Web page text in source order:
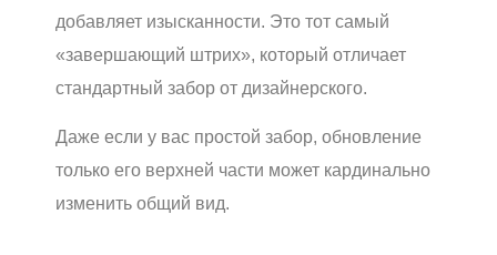
добавляет изысканности. Это тот самый
«завершающий штрих», который отличает
стандартный забор от дизайнерского.
Даже если у вас простой забор, обновление
только его верхней части может кардинально
изменить общий вид.